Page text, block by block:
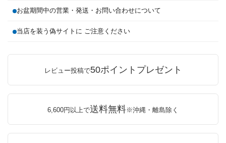
お盆期間中の営業・発送・お問い合わせについて
当店を装う偽サイトに ご注意ください
レビュー投稿で50ポイントプレゼント
6,600円以上で送料無料※沖縄・離島除く